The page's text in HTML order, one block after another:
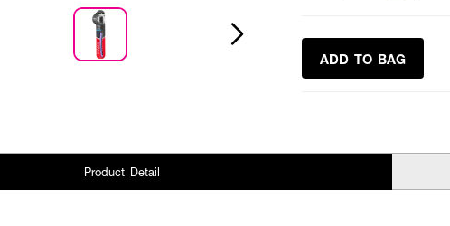
ADD TO BAG
Product Detail